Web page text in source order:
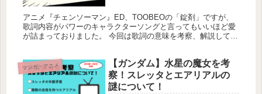
アニメ『チェンソーマン』ED、TOOBEOの「錠剤」ですが、
歌詞内容がパワーのキャラクターソングと言ってもいいほど愛
が詰まっておりました。 今回は歌詞の意味を考察、解説してい
マンガ・アニメ
【ガンダム】水星の魔女を考
察！スレッタとエアリアルの
謎について！